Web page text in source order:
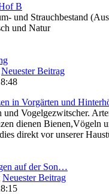
B
und Strauchbestand
und Natur
Neuester Beitrag
in Vorgärten und
und Vogelgezwitscher.
dienen Bienen,Vögeln
direkt vor unserer
auf der Son…
Neuester Beitrag